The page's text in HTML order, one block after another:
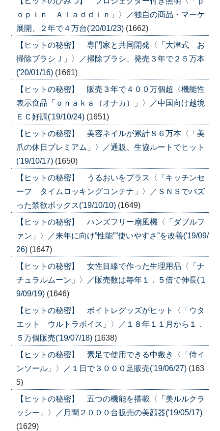
ｏｐｉｎ Ａｌａｄｄｉｎ」〉／独自の商品・マーケ
展開、２年で４万台('20/01/23) (1662)
【ヒットの秘密】 専門家と共同開発〈「大津式 お
掃除ブラシＪ」〉／掃除ブラシ、発売３年で２５万本
('20/01/16) (1661)
【ヒットの秘密】 販売３年で４００万個超〈機能性
表示食品「ｏｎａｋａ（オナカ）」〉／中国向け越境
ＥＣ好調('19/10/24) (1651)
【ヒットの秘密】 美容ネイルが累計８６万本〈「美
爪の休日プレミアム」〉／通販、生協ルートでヒット
('19/10/17) (1650)
【ヒットの秘密】 うるおいをプラス〈「キッチンセ
ーフ タイムロッキングコンテナ」〉／ＳＮＳでバズ
った禁欲ボックス('19/10/10) (1649)
【ヒットの秘密】 ハンズフリー扇風機〈「ダブルフ
ァン」〉／来年に向け”性能””使いやすさ”を改善('19/09/
26) (1647)
【ヒットの秘密】 女性目線で作った生理用品〈「ナ
チュラルムーン」〉／販売数は毎年１．５倍で伸長('1
9/09/19) (1646)
【ヒットの秘密】 ボイトレグッズがヒット〈「ウタ
エット ウルトラボイス」〉／１８年１１月から１．
５万個販売('19/07/18) (1638)
【ヒットの秘密】 素足で使用できる中敷き〈「侍イ
ンソール」〉／１日で３０００足販売('19/06/27) (163
5)
【ヒットの秘密】 五つの機能を搭載〈「美ルルクラ
ッシー」〉／月間２０００台販売の美顔器('19/05/17)
(1629)